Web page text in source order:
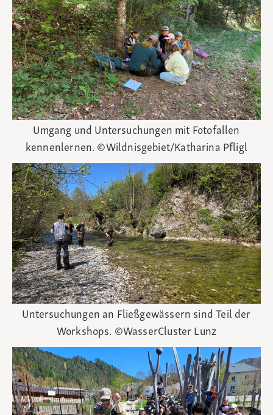
Umgang und Untersuchungen mit Fotofallen
kennenlernen. ©Wildnisgebiet/Katharina Pfligl
Untersuchungen an Fließgewässern sind Teil der
Workshops. ©WasserCluster Lunz